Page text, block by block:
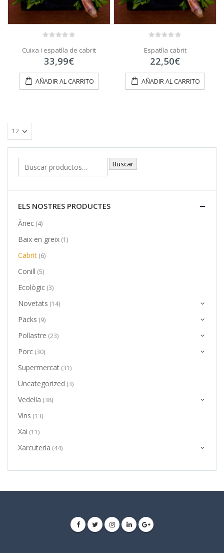
out
of
5
Cuixa i espatlla de cabrit
33,99€
AÑADIR AL CARRITO
out
of
5
Espatlla cabrit
22,50€
AÑADIR AL CARRITO
Buscar
ELS NOSTRES PRODUCTES
Ànec (4)
Baix en greix (1)
Cabrit (6)
Conill (5)
Ecològic (3)
Novetats (14)
Packs (9)
Pollastre (23)
Porc (30)
Supermercat (31)
Uncategorized (3)
Vedella (38)
Vins (13)
Xai (11)
Xarcuteria (44)